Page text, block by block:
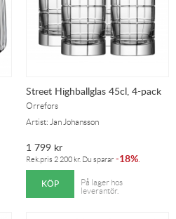
Street Highballglas 45cl, 4-pack
Orrefors
Artist: Jan Johansson
1 799 kr
Rek.pris 2 200 kr. Du sparar -18%.
KÖP
På lager hos
leverantör.